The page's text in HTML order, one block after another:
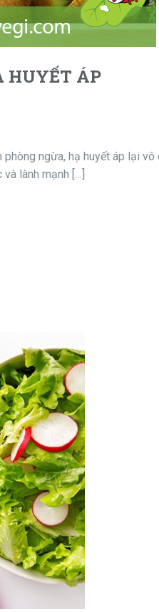
HUYẾT ÁP
ngừa, hạ huyết áp lại
lành mạnh […]